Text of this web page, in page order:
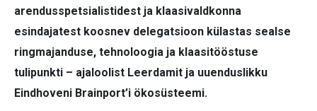
arendusspetsialistidest ja klaasivaldkonna
esindajatest koosnev delegatsioon külastas sealse
ringmajanduse, tehnoloogia ja klaasitööstuse
tulipunkti – ajaloolist Leerdamit ja uuenduslikku
Eindhoveni Brainport’i ökosüsteemi.